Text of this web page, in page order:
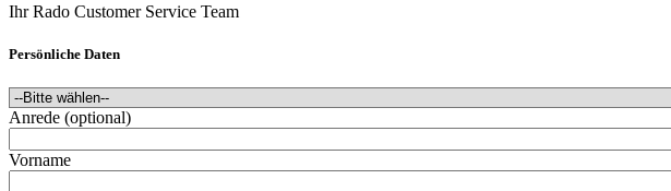
Ihr Rado Customer Service Team
Persönliche Daten
Anrede (optional)
Vorname